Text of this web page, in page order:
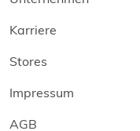
Karriere
Stores
Impressum
AGB